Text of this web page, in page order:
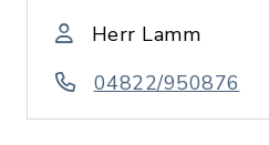
Herr Lamm
04822/950876